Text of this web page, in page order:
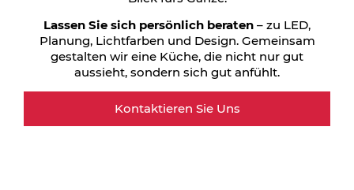
Lassen Sie sich persönlich beraten – zu LED,
Planung, Lichtfarben und Design. Gemeinsam
gestalten wir eine Küche, die nicht nur gut
aussieht, sondern sich gut anfühlt.
Kontaktieren Sie Uns